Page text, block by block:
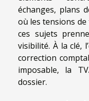
échanges, plans
où les tensions de
ces sujets
visibilité. À la clé,
correction
imposable, la
dossier.